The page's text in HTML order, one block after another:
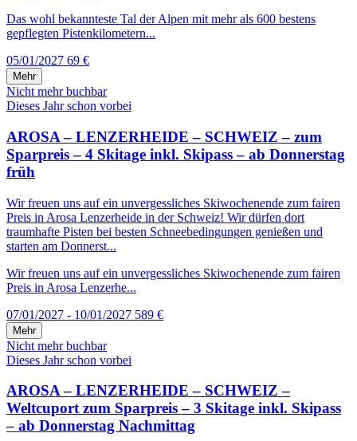
Das wohl bekannteste Tal der Alpen mit mehr als 600 bestens
gepflegten Pistenkilometern...
05/01/2027 69 €
Mehr
Nicht mehr buchbar
Dieses Jahr schon vorbei
AROSA – LENZERHEIDE – SCHWEIZ – zum
Sparpreis – 4 Skitage inkl. Skipass – ab Donnerstag
früh
Wir freuen uns auf ein unvergessliches Skiwochenende zum fairen
Preis in Arosa Lenzerheide in der Schweiz! Wir dürfen dort
traumhafte Pisten bei besten Schneebedingungen genießen und
starten am Donnerst...
Wir freuen uns auf ein unvergessliches Skiwochenende zum fairen
Preis in Arosa Lenzerhe...
07/01/2027 - 10/01/2027 589 €
Mehr
Nicht mehr buchbar
Dieses Jahr schon vorbei
AROSA – LENZERHEIDE – SCHWEIZ –
Weltcuport zum Sparpreis – 3 Skitage inkl. Skipass
– ab Donnerstag Nachmittag